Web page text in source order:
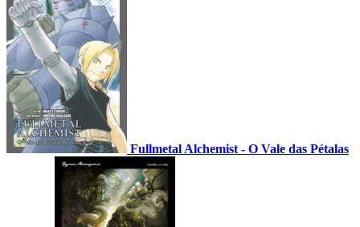
Fullmetal Alchemist - O Vale das Pétalas